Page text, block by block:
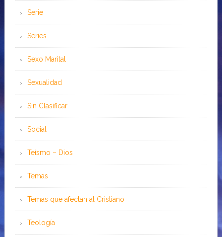
Serie
Series
Sexo Marital
Sexualidad
Sin Clasificar
Social
Teísmo – Dios
Temas
Temas que afectan al Cristiano
Teología